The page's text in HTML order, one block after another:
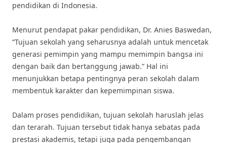
pendidikan di Indonesia.
Menurut pendapat pakar pendidikan, Dr. Anies Baswedan,
“Tujuan sekolah yang seharusnya adalah untuk mencetak
generasi pemimpin yang mampu memimpin bangsa ini
dengan baik dan bertanggung jawab.” Hal ini
menunjukkan betapa pentingnya peran sekolah dalam
membentuk karakter dan kepemimpinan siswa.
Dalam proses pendidikan, tujuan sekolah haruslah jelas
dan terarah. Tujuan tersebut tidak hanya sebatas pada
prestasi akademis, tetapi juga pada pengembangan